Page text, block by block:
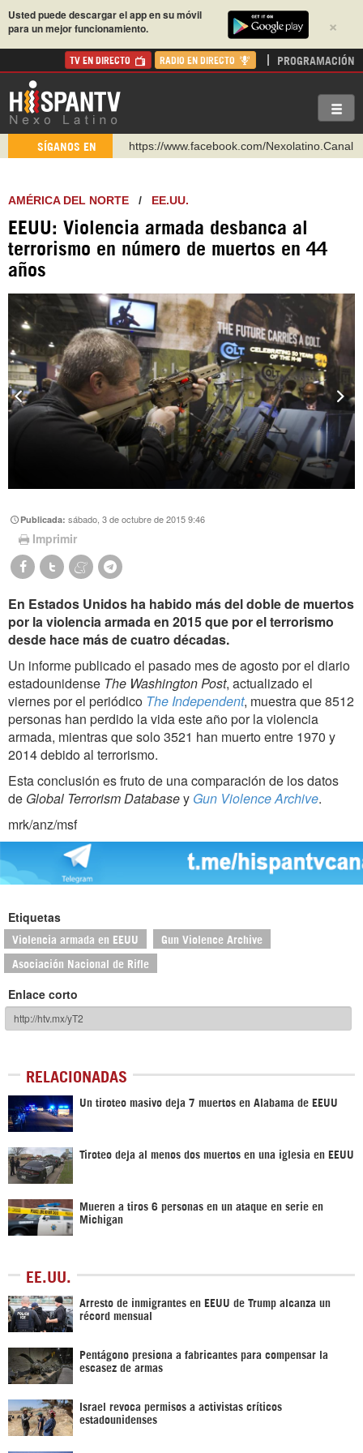
×
Usted puede descargar el app en su móvil
para un mejor funcionamiento.
TV EN DIRECTO RADIO EN DIRECTO PROGRAMACIÓN
SÍGANOS EN
https://www.facebook.com/Nexolatino.Canal
https://urmedium.com/c/hispantv
AMÉRICA DEL NORTE / EE.UU.
EEUU: Violencia armada desbanca al
terrorismo en número de muertos en 44
años
Publicada:sábado, 3 de octubre de 2015 9:46
Imprimir
En Estados Unidos ha habido más del doble de muertos
por la violencia armada en 2015 que por el terrorismo
desde hace más de cuatro décadas.
Un informe publicado el pasado mes de agosto por el diario
estadounidense The Washington Post, actualizado el
viernes por el periódico The Independent, muestra que 8512
personas han perdido la vida este año por la violencia
armada, mientras que solo 3521 han muerto entre 1970 y
2014 debido al terrorismo.
Esta conclusión es fruto de una comparación de los datos
de Global Terrorism Databasey Gun Violence Archive.
mrk/anz/msf
Etiquetas
Violencia armada en EEUU Gun Violence Archive
Asociación Nacional de Rifle
Enlace corto
RELACIONADAS
Un tiroteo masivo deja 7 muertos en Alabama de EEUU
Tiroteo deja al menos dos muertos en una iglesia en EEUU
Mueren a tiros 6 personas en un ataque en serie en
Michigan
EE.UU.
Arresto de inmigrantes en EEUU de Trump alcanza un
récord mensual
Pentágono presiona a fabricantes para compensar la
escasez de armas
Israel revoca permisos a activistas críticos
estadounidenses